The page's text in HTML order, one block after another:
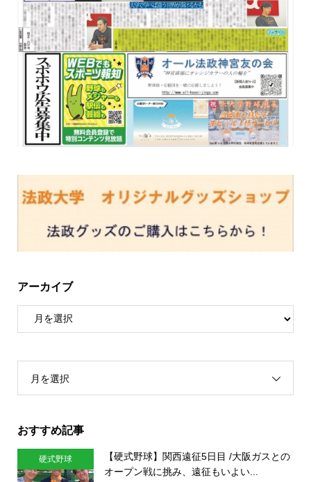
アーカイブ
月を選択
おすすめ記事
硬式野球
【硬式野球】関西遠征5日目 /大阪ガスとの
オープン戦に挑み、遠征もいよい...